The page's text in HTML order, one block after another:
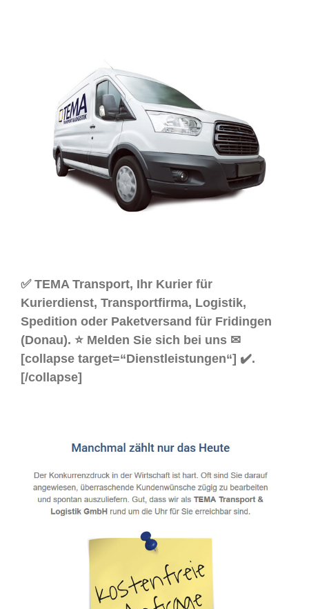
✅ TEMA Transport, Ihr Kurier für
Kurierdienst, Transportfirma, Logistik,
Spedition oder Paketversand für Fridingen
(Donau). ⭐ Melden Sie sich bei uns ✉
[collapse target=“Dienstleistungen“] ✔️.
[/collapse]